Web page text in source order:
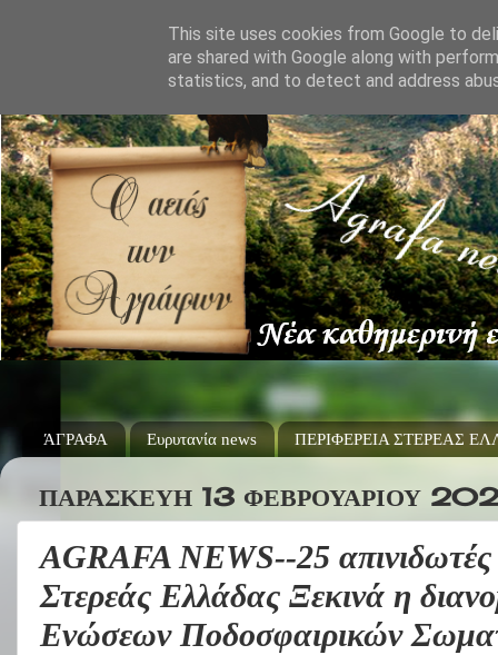
ΆΓΡΑΦΑ Ευρυτανία news ΠΕΡΙΦΕΡΕΙΑ ΣΤΕΡΕΑΣ
ΠΑΡΑΣΚΕΥΉ 13 ΦΕΒΡΟΥΑΡΊΟΥ
AGRAFA NEWS--25 απινιδωτές
Στερεάς Ελλάδας Ξεκινά η
Ενώσεων Ποδοσφαιρικών
This site uses cookies from Google to
are shared with Google along with
statistics, and to detect and address